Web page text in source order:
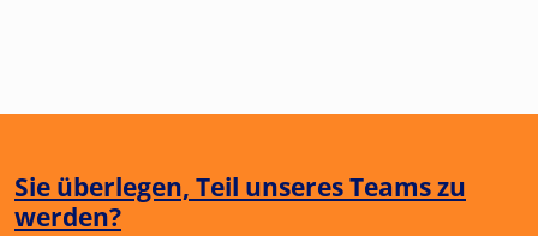
Sie überlegen, Teil unseres Teams zu
werden?